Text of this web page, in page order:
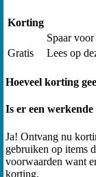
Korting
Spaar
Gratis
Lees op
Hoeveel korting
Is er een
Ja! Ontvang nu
gebruiken op items
voorwaarden want
korting.